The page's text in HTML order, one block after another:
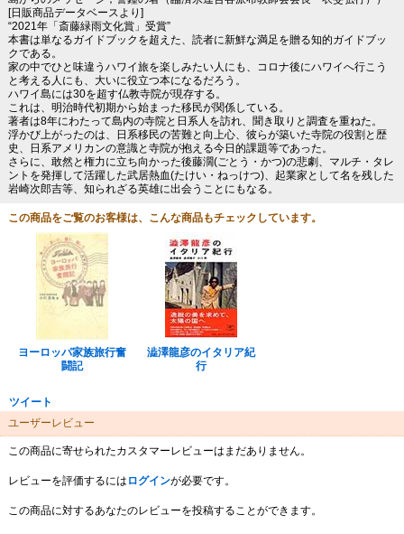
[日販商品データベースより]
“2021年「斎藤緑雨文化賞」受賞”
本書は単なるガイドブックを超えた、読者に新鮮な満足を贈る知的ガイドブッ
クである。
家の中でひと味違うハワイ旅を楽しみたい人にも、コロナ後にハワイへ行こう
と考える人にも、大いに役立つ本になるだろう。
ハワイ島には30を超す仏教寺院が現存する。
これは、明治時代初期から始まった移民が関係している。
著者は8年にわたって島内の寺院と日系人を訪れ、聞き取りと調査を重ねた。
浮かび上がったのは、日系移民の苦難と向上心、彼らが築いた寺院の役割と歴
史、日系アメリカンの意識と寺院が抱える今日的課題等であった。
さらに、敢然と権力に立ち向かった後藤濶(ごとう・かつ)の悲劇、マルチ・タレ
ントを発揮して活躍した武居熱血(たけい・ねっけつ)、起業家として名を残した
岩崎次郎吉等、知られざる英雄に出会うことにもなる。
この商品をご覧のお客様は、こんな商品もチェックしています。
ヨーロッパ家族旅行奮
闘記
澁澤龍彦のイタリア紀
行
ツイート
ユーザーレビュー
この商品に寄せられたカスタマーレビューはまだありません。
レビューを評価するには ログインが必要です。
この商品に対するあなたのレビューを投稿することができます。